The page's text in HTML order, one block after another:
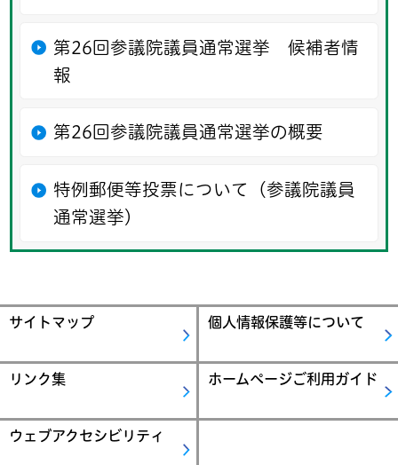
第26回参議院議員通常選挙 候補者情
報
第26回参議院議員通常選挙の概要
特例郵便等投票について（参議院議員
通常選挙）
サイトマップ 個人情報保護等について
リンク集 ホームページご利用ガイド
ウェブアクセシビリティ